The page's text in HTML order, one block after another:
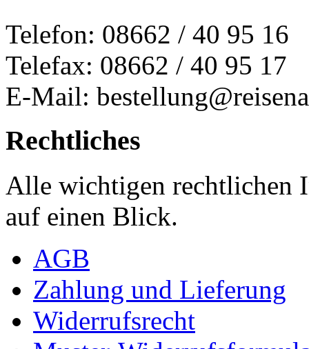
Telefon: 08662 / 40 95 16
Telefax: 08662 / 40 95 17
E-Mail:
Rechtliches
Alle wichtigen rechtlichen
auf einen Blick.
AGB
Zahlung und Lieferung
Widerrufsrecht